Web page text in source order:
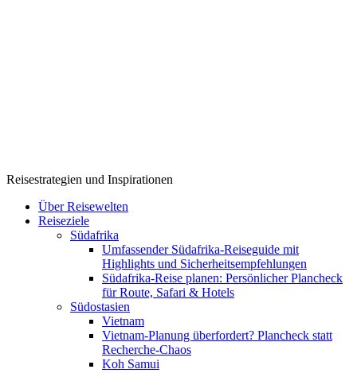
Reisestrategien und Inspirationen
Über Reisewelten
Reiseziele
Südafrika
Umfassender Südafrika-Reiseguide mit
Highlights und Sicherheitsempfehlungen
Südafrika-Reise planen: Persönlicher Plancheck
für Route, Safari & Hotels
Südostasien
Vietnam
Vietnam-Planung überfordert? Plancheck statt
Recherche-Chaos
Koh Samui